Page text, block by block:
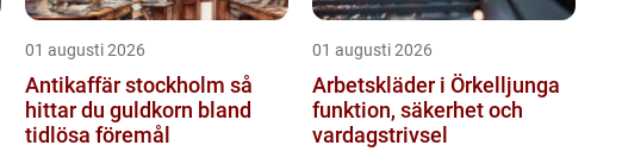
01 augusti 2026
Antikaffär stockholm så
hittar du guldkorn bland
tidlösa föremål
01 augusti 2026
Arbetskläder i Örkelljunga
funktion, säkerhet och
vardagstrivsel